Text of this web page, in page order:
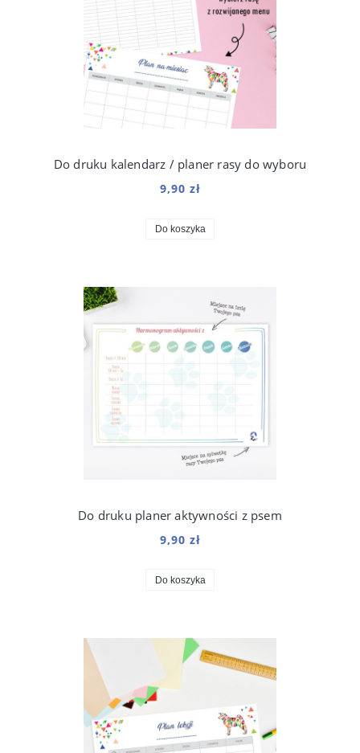
Do druku kalendarz / planer rasy do wyboru
9,90 zł
Do koszyka
Do druku planer aktywności z psem
9,90 zł
Do koszyka